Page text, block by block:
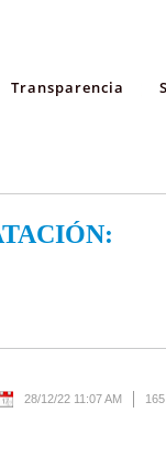
Transparencia
28/12/22 11:07 AM